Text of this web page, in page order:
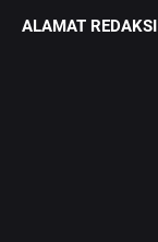
ALAMAT REDAKSI